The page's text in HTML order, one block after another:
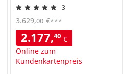
3
2.177,40 €
Online zum
Kundenkartenpreis
3.629,00 €***